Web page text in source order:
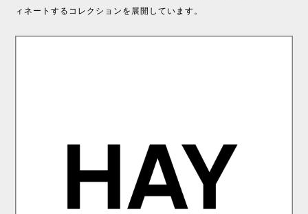
ィネートするコレクションを展開しています。